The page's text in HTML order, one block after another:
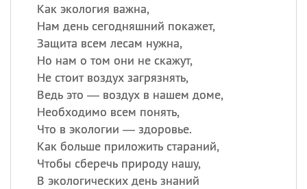
Как экология важна,
Нам день сегодняшний покажет,
Защита всем лесам нужна,
Но нам о том они не скажут,
Не стоит воздух загрязнять,
Ведь это — воздух в нашем доме,
Необходимо всем понять,
Что в экологии — здоровье.
Как больше приложить стараний,
Чтобы сберечь природу нашу,
В экологических день знаний